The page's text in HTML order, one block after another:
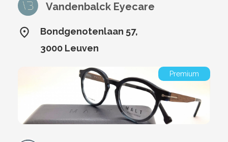
Vandenbalck Eyecare
Bondgenotenlaan 57,
3000 Leuven
Premium